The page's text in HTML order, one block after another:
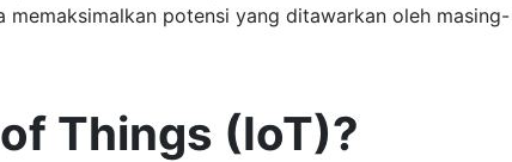
potensi yang ditawarkan oleh masing-
Things (IoT)?